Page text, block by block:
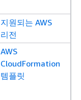
지원되는 AWS
리전
AWS
CloudFormation
템플릿